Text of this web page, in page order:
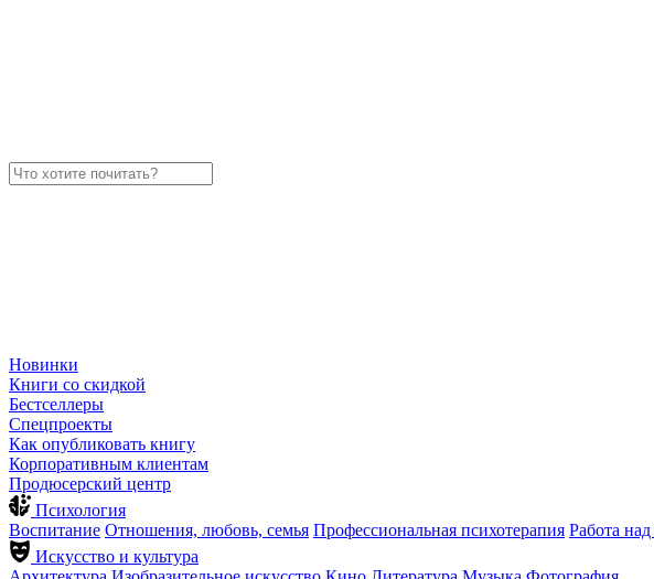
Новинки
Книги со скидкой
Бестселлеры
Спецпроекты
Как опубликовать книгу
Корпоративным клиентам
Продюсерский центр
Психология
Воспитание Отношения, любовь, семья Профессиональная психотерапия Работа
Искусство и культура